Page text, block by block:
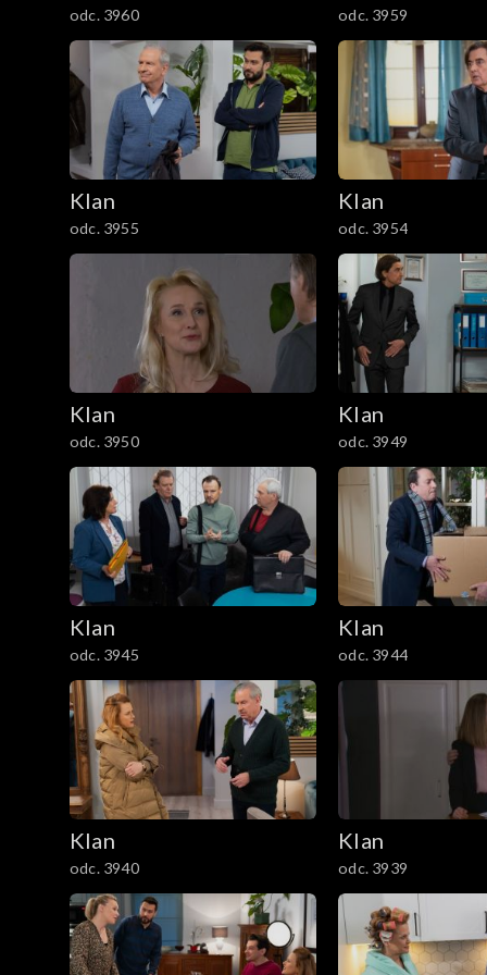
1101–1200
1001–1100
901–1000
801–900
701–800
601–700
501–600
401–500
301–400
201–300
101–200
1–100
odc. 3960 odc. 3959
Klan
odc. 3955
Klan
odc. 3954
Klan
odc. 3950
Klan
odc. 3949
Klan
odc. 3945
Klan
odc. 3944
Klan
odc. 3940
Klan
odc. 3939